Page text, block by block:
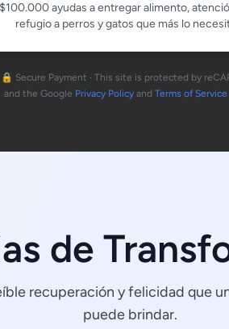
ayudas a entregar alimento,
refugio a perros y gatos que más lo
🔒 Secure Payment · This site is protected by
and the Google Privacy Policy and Terms of Service
de
recuperación y felicidad que
puede brindar.